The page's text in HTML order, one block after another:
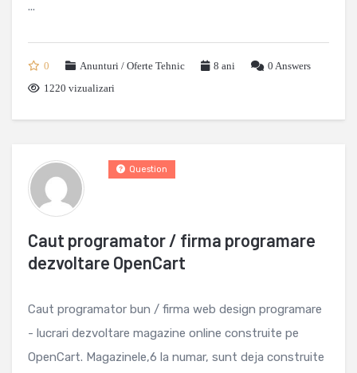
...
0 Anunturi / Oferte Tehnic 8 ani 0 Answers
1220 vizualizari
Caut programator / firma programare
dezvoltare OpenCart
Question
Caut programator bun / firma web design programare
- lucrari dezvoltare magazine online construite pe
OpenCart. Magazinele,6 la numar, sunt deja construite